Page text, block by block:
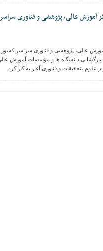
عالی، پژوهشی و فناوری سراسر
عالی، پژوهشی و فناوری سراسر کشور از
06/10 با موضوع بازگشایی دانشگاه ها و مؤسسات آموزش عالی؛
علوم ،‌تحقیقات و فناوری آغاز به کار کرد.